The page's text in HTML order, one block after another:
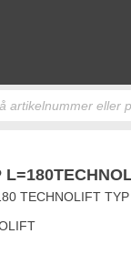
TECHNOLIFT